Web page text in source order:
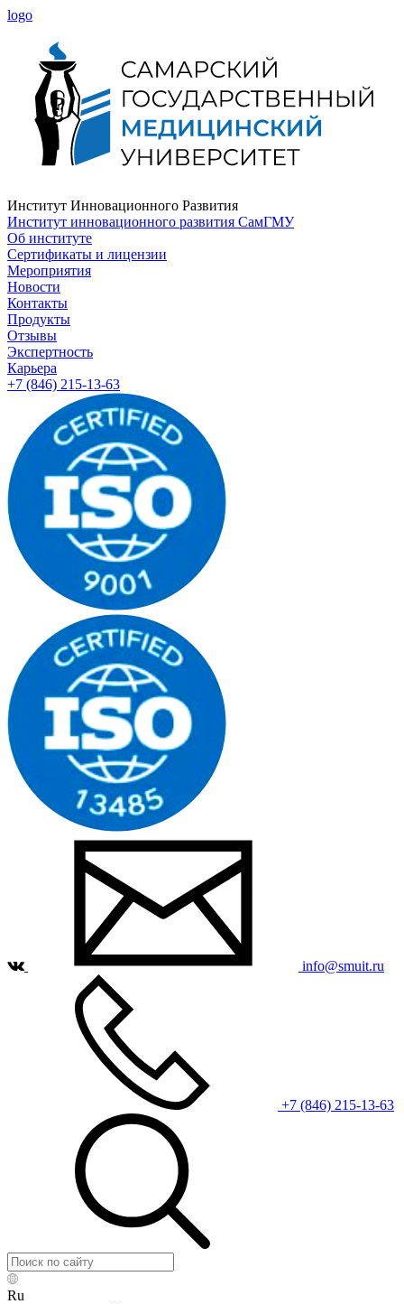
logo
Институт Инновационного Развития
Институт инновационного развития СамГМУ
Об институте
Сертификаты и лицензии
Мероприятия
Новости
Контакты
Продукты
Отзывы
Экспертность
Карьера
+7 (846) 215-13-63
info@smuit.ru
+7 (846) 215-13-63
Ru